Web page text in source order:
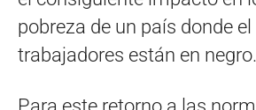
pobreza de un país donde el
trabajadores están en negro.